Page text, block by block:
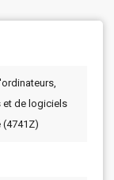
et de logiciels